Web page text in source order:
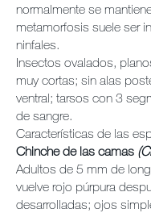
Carreras
normalmente se
metamorfosis suele ser
ninfales.
Insectos ovalados,
muy cortas; sin alas
ventral; tarsos con 3
de sangre.
Características de las
Chinche de las camas
Adultos de 5 mm de
vuelve rojo púrpura
desarrolladas; ojos